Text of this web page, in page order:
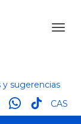
y sugerencias
whatsapp
tik
tok
CAS